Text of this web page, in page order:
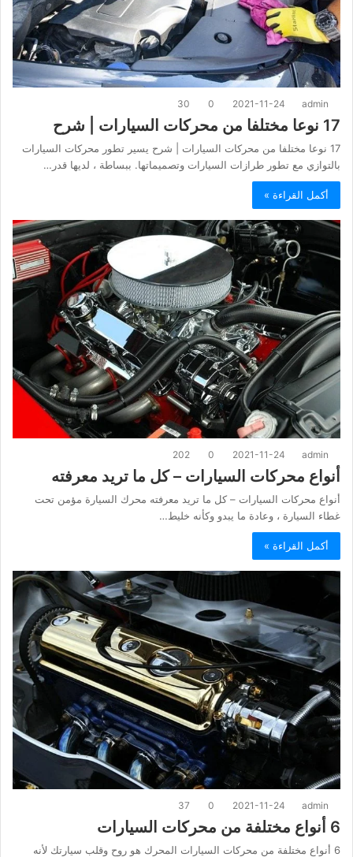
admin
2021-11-24
0
30
17 نوعا مختلفا من محركات السيارات | شرح
17 نوعا مختلفا من محركات السيارات | شرح يسير تطور محركات السيارات
بالتوازي مع تطور طرازات السيارات وتصميماتها. ببساطة ، لديها قدر…
أكمل القراءة »
admin
2021-11-24
0
202
أنواع محركات السيارات – كل ما تريد معرفته
أنواع محركات السيارات – كل ما تريد معرفته محرك السيارة مؤمن تحت
غطاء السيارة ، وعادة ما يبدو وكأنه خليط…
أكمل القراءة »
admin
2021-11-24
0
37
6 أنواع مختلفة من محركات السيارات
6 أنواع مختلفة من محركات السيارات المحرك هو روح وقلب سيارتك لأنه